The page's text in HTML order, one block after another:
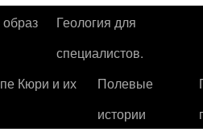
образ
Геология для
специалистов.
Кюри и их
Полевые
истории